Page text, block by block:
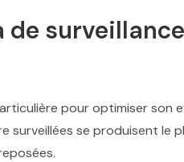
pour optimiser son
surveillées se produisent le